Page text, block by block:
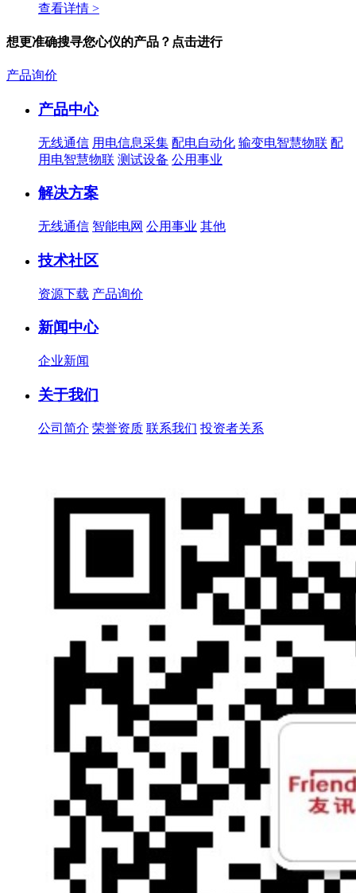
查看详情 >
想更准确搜寻您心仪的产品？点击进行
产品询价
产品中心
无线通信 用电信息采集 配电自动化 输变电智慧物联 配
用电智慧物联 测试设备 公用事业
解决方案
无线通信 智能电网 公用事业 其他
技术社区
资源下载 产品询价
新闻中心
企业新闻
关于我们
公司简介 荣誉资质 联系我们 投资者关系